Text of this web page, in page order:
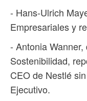
- Hans-Ulrich
Empresariales y
- Antonia
Sostenibilidad,
CEO de Nestlé
Ejecutivo.